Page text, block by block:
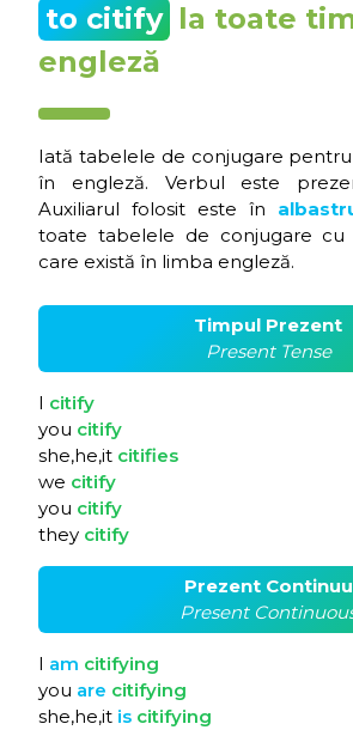
to citify la toate
engleză
Iată tabelele de conjugare
în engleză. Verbul este
Auxiliarul folosit este în
toate tabelele de conjugare
care există în limba engleză.
Timpul Prezent
Present Tense
I citify
you citify
she,he,it citifies
we citify
you citify
they citify
Prezent Continuu
Present
I am citifying
you are citifying
she,he,it is citifying